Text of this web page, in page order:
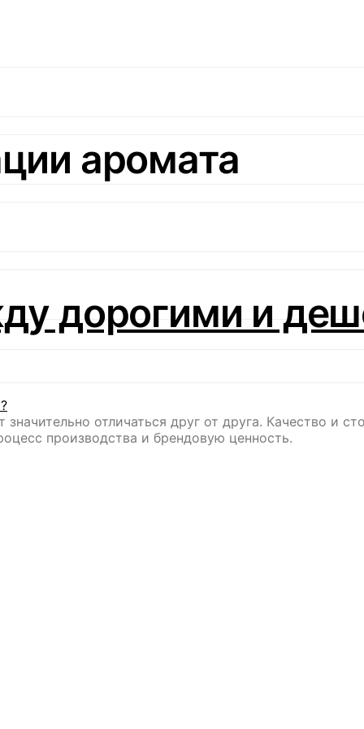
аромата
дорогими и
отличаться друг от друга. Качество и
производства и брендовую ценность.